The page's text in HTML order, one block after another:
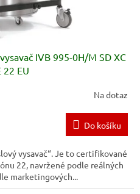
IVB 995-0H/M SD XC
22 EU
Na dotaz
Do košíku
vysavač“. Je to certifikované
22, navržené podle reálných
marketingových...